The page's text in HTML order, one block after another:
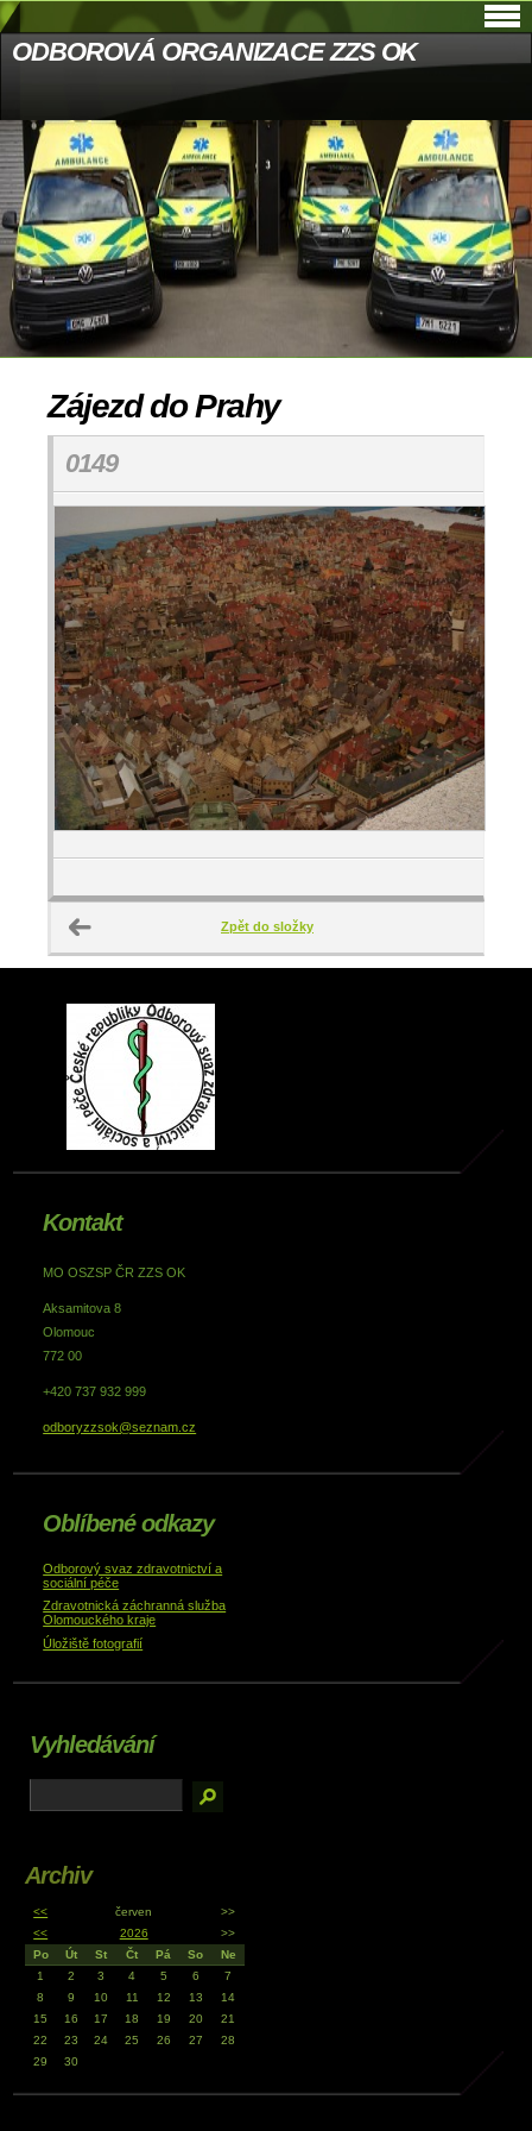
ODBOROVÁ ORGANIZACE ZZS OK
Zájezd do Prahy
0149
Zpět do složky
Kontakt
MO OSZSP ČR ZZS OK
Aksamitova 8
Olomouc
772 00
+420 737 932 999
odboryzzsok@seznam.cz
Oblíbené odkazy
Odborový svaz zdravotnictví a
sociální péče
Zdravotnická záchranná služba
Olomouckého kraje
Úložiště fotografií
Vyhledávání
Archiv
<< červen
>>
<<
2026
>>
Po
Út St Čt Pá So
Ne
1
2 3 4 5 6
7
8
9 10 11 12 13
14
15
16 17 18 19 20
21
22
23 24 25 26 27
28
29
30